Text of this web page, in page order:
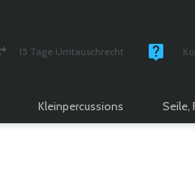
15 Tage Umtauschrecht
Kleinpercussions Seile,